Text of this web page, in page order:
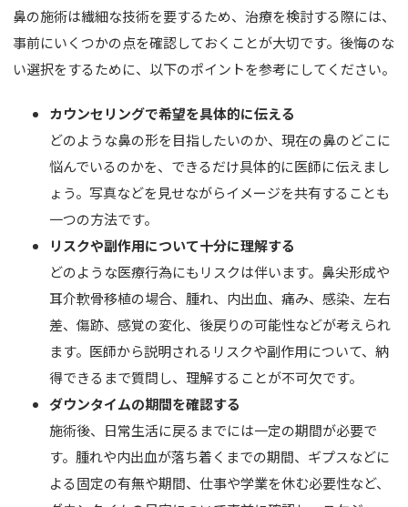
鼻の施術は繊細な技術を要するため、治療を検討する際には、
事前にいくつかの点を確認しておくことが大切です。後悔のな
い選択をするために、以下のポイントを参考にしてください。
カウンセリングで希望を具体的に伝える
どのような鼻の形を目指したいのか、現在の鼻のどこに
悩んでいるのかを、できるだけ具体的に医師に伝えまし
ょう。写真などを見せながらイメージを共有することも
一つの方法です。
リスクや副作用について十分に理解する
どのような医療行為にもリスクは伴います。鼻尖形成や
耳介軟骨移植の場合、腫れ、内出血、痛み、感染、左右
差、傷跡、感覚の変化、後戻りの可能性などが考えられ
ます。医師から説明されるリスクや副作用について、納
得できるまで質問し、理解することが不可欠です。
ダウンタイムの期間を確認する
施術後、日常生活に戻るまでには一定の期間が必要で
す。腫れや内出血が落ち着くまでの期間、ギプスなどに
よる固定の有無や期間、仕事や学業を休む必要性など、